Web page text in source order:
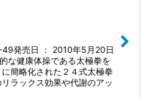
発売日 ： 2010年5月20日
な健康体操である太極拳を
簡略化された２４式太極拳
ラックス効果や代謝のアッ